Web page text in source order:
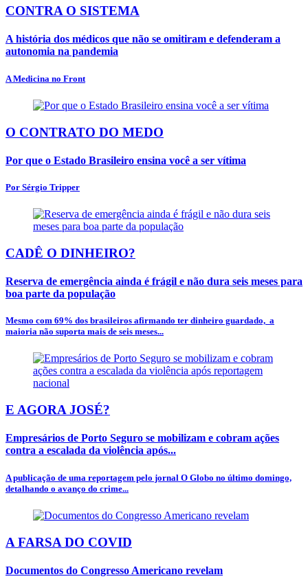
CONTRA O SISTEMA
A história dos médicos que não se omitiram e defenderam a
autonomia na pandemia
A Medicina no Front
O CONTRATO DO MEDO
Por que o Estado Brasileiro ensina você a ser vítima
Por Sérgio Tripper
CADÊ O DINHEIRO?
Reserva de emergência ainda é frágil e não dura seis meses para
boa parte da população
Mesmo com 69% dos brasileiros afirmando ter dinheiro guardado, a
maioria não suporta mais de seis meses...
E AGORA JOSÉ?
Empresários de Porto Seguro se mobilizam e cobram ações
contra a escalada da violência após...
A publicação de uma reportagem pelo jornal O Globo no último domingo,
detalhando o avanço do crime...
A FARSA DO COVID
Documentos do Congresso Americano revelam